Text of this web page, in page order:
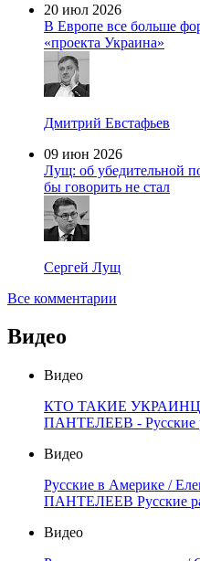
20 июл 2026
В Европе все больше
«проекта Украина»
Дмитрий Евстафьев
09 июн 2026
Лущ: об убедительной
бы говорить не стал
Сергей Лущ
Все комментарии
Видео
Видео
КТО ТАКИЕ
ПАНТЕЛЕЕВ - Русские
Видео
Русские в Америке /
ПАНТЕЛЕЕВ Русские
Видео